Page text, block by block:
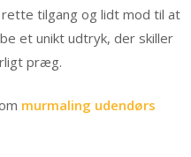
tilgang og lidt mod til at
et unikt udtryk, der skiller
præg.
murmaling udendørs